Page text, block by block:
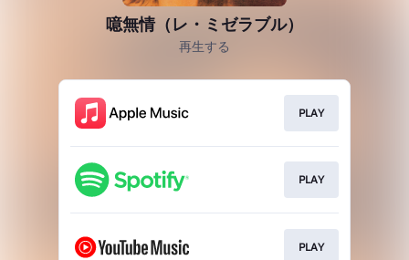
噫無情（レ・ミゼラブル）
再生する
PLAY
PLAY
PLAY